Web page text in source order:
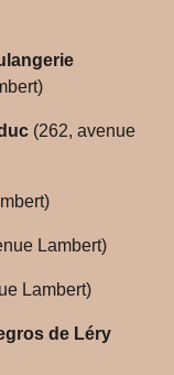
(262, avenue
Lambert)
Lambert)
de Léry